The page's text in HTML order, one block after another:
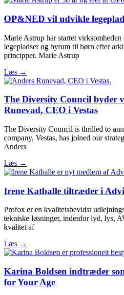
OP&NED vil udvikle
Marie Astrup har startet
legepladser og byrum til børn efter
principper. Marie Astrup
Læs →
The Diversity Council byder
Runevad, CEO i Vestas
The Diversity Council is thrilled to
company, Vestas, has joined our
Anders
Læs →
Irene Katballe tiltræder i
Profox er en kvalitetsbevidst
tekniske løsninger, indenfor lyd, lys,
kvalitet af
Læs →
Karina Boldsen indtræder
for Your Age